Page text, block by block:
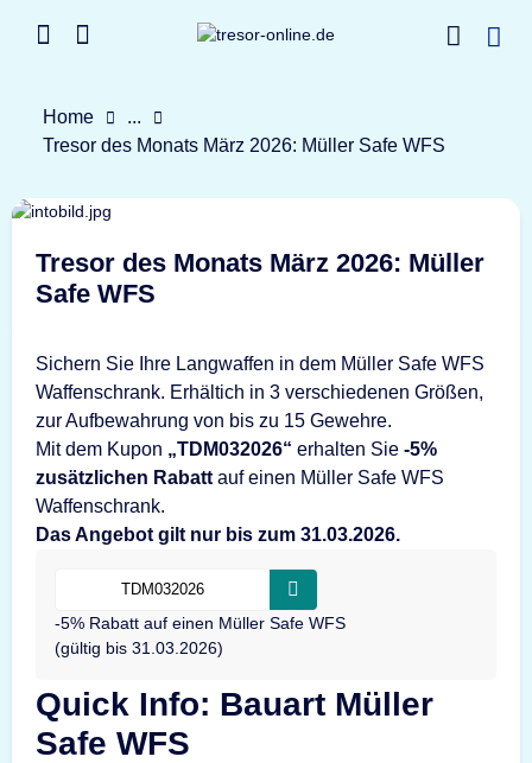
Home
...
Tresor des Monats März 2026: Müller Safe WFS
Tresor des Monats März 2026: Müller
Safe WFS
Sichern Sie Ihre Langwaffen in dem Müller Safe WFS
Waffenschrank. Erhältich in 3 verschiedenen Größen,
zur Aufbewahrung von bis zu 15 Gewehre.
Mit dem Kupon „TDM032026“ erhalten Sie -5%
zusätzlichen Rabatt auf einen Müller Safe WFS
Waffenschrank.
Das Angebot gilt nur bis zum 31.03.2026.
-5% Rabatt auf einen Müller Safe WFS
(gültig bis 31.03.2026)
Quick Info: Bauart Müller
Safe WFS